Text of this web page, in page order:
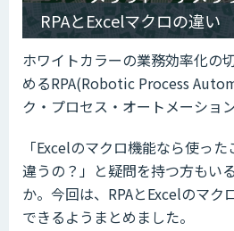
RPAとExcelマクロの違い
ホワイトカラーの業務効率化の
めるRPA(Robotic Process
ク・プロセス・オートメーション
「Excelのマクロ機能なら使っ
違うの？」と疑問を持つ方もい
か。今回は、RPAとExcelのマク
できるようまとめました。